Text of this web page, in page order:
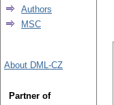
Authors
MSC
About DML-CZ
Partner of